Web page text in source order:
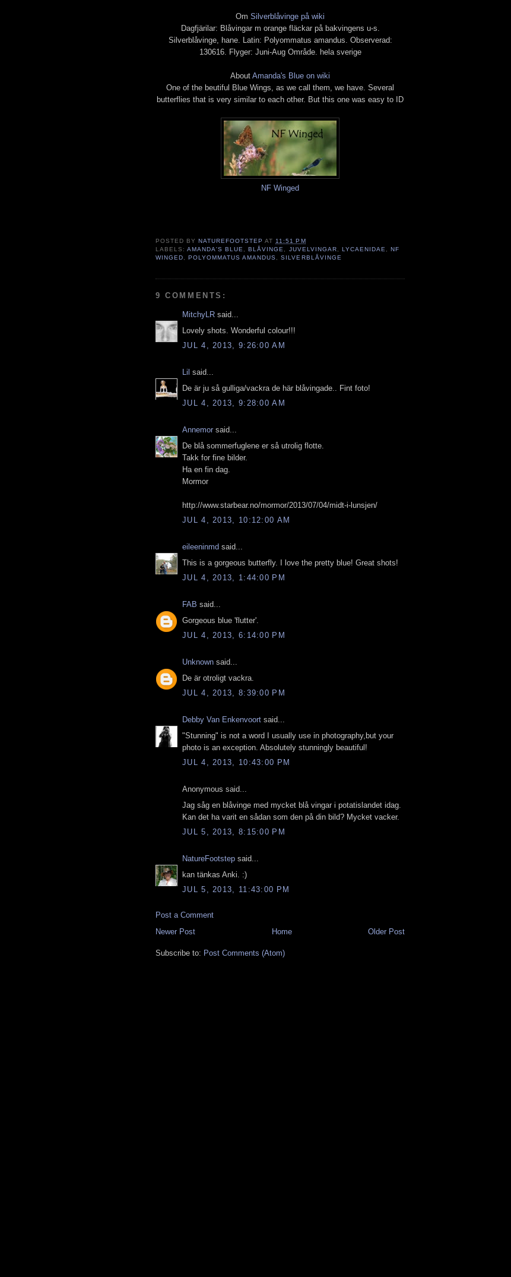
Om Silverblåvinge på wiki
Dagfjärilar: Blåvingar m orange fläckar på bakvingens u-s.
Silverblåvinge, hane. Latin: Polyommatus amandus. Observerad:
130616. Flyger: Juni-Aug Område. hela sverige
About Amanda's Blue on wiki
One of the beutiful Blue Wings, as we call them, we have. Several
butterflies that is very similar to each other. But this one was easy to ID
NF Winged
POSTED BY NATUREFOOTSTEP AT11:51 PM
LABELS:AMANDA'S BLUE, BLÅVINGE, JUVELVINGAR, LYCAENIDAE,
NF
WINGED, POLYOMMATUS AMANDUS,SILVERBLÅVINGE
9 COMMENTS:
MitchyLR said...
Lovely shots. Wonderful colour!!!
JUL 4, 2013, 9:26:00 AM
Lil said...
De är ju så gulliga/vackra de här blåvingade.. Fint foto!
JUL 4, 2013, 9:28:00 AM
Annemor said...
De blå sommerfuglene er så utrolig flotte.
Takk for fine bilder.
Ha en fin dag.
Mormor
http://www.starbear.no/mormor/2013/07/04/midt-i-lunsjen/
JUL 4, 2013, 10:12:00 AM
eileeninmd said...
This is a gorgeous butterfly. I love the pretty blue! Great shots!
JUL 4, 2013, 1:44:00 PM
FAB said...
Gorgeous blue 'flutter'.
JUL 4, 2013, 6:14:00 PM
Unknown said...
De är otroligt vackra.
JUL 4, 2013, 8:39:00 PM
Debby Van Enkenvoort said...
"Stunning" is not a word I usually use in photography,but your
photo is an exception. Absolutely stunningly beautiful!
JUL 4, 2013, 10:43:00 PM
Anonymous said...
Jag såg en blåvinge med mycket blå vingar i potatislandet idag.
Kan det ha varit en sådan som den på din bild? Mycket vacker.
JUL 5, 2013, 8:15:00 PM
NatureFootstep said...
kan tänkas Anki. :)
JUL 5, 2013, 11:43:00 PM
Post a Comment
Newer Post
Older Post
Home
Subscribe to: Post Comments (Atom)